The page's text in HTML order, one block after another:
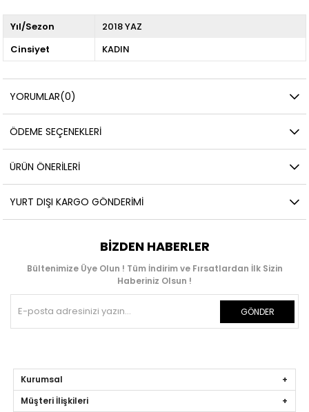
Yıl/Sezon
2018 YAZ
Cinsiyet
KADIN
YORUMLAR(0)
ÖDEME SEÇENEKLERI
ÜRÜN ÖNERILERI
YURT DIŞI KARGO GÖNDERIMI
BIZDEN HABERLER
Bültenimize Üye Olun ! Tüm İndirim ve Fırsatlardan İlk Sizin
Haberiniz Olsun !
GÖNDER
Kurumsal
Müşteri İlişkileri